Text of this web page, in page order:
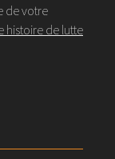
de votre
histoire de lutte